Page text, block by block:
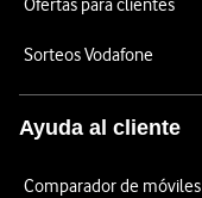
Ofertas para clientes
Sorteos Vodafone
Ayuda al cliente
Comparador de móviles